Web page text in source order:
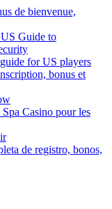
de bienvenue,
Guide to
for US players
bonus et
Casino pour les
de registro, bonos,